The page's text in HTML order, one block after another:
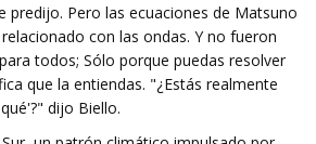
predijo. Pero las ecuaciones de Matsuno
con las ondas. Y no fueron
todos; Sólo porque puedas resolver
que la entiendas. "¿Estás realmente
dijo Biello.